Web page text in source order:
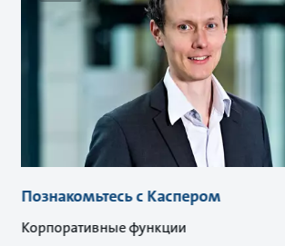
Познакомьтесь с Каспером
Корпоративные функции